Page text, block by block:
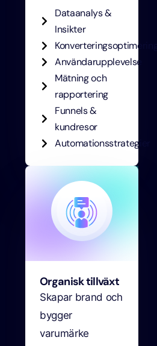
Dataanalys &
Insikter
Användarupplevelse
Mätning och
rapportering
Funnels &
kundresor
Automationsstrategier
Organisk tillväxt
Skapar brand och
bygger
varumärke